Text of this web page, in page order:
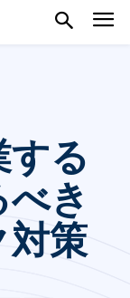
する
き
対策